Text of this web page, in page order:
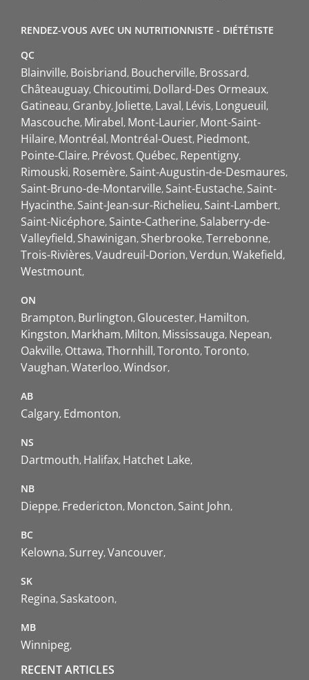
RENDEZ-VOUS AVEC UN NUTRITIONNISTE - DIÉTÉTISTE
QC
Blainville Boisbriand Boucherville Brossard
Châteauguay Chicoutimi Dollard-Des Ormeaux
Gatineau Granby Joliette Laval Lévis Longueuil
Mascouche Mirabel Mont-Laurier Mont-Saint-
Hilaire Montréal Montréal-Ouest Piedmont
Pointe-Claire Prévost Québec Repentigny
Rimouski Rosemère Saint-Augustin-de-Desmaures
Saint-Bruno-de-Montarville Saint-Eustache Saint-
Hyacinthe Saint-Jean-sur-Richelieu Saint-Lambert
Saint-Nicéphore Sainte-Catherine Salaberry-de-
Valleyfield Shawinigan Sherbrooke Terrebonne
Trois-Rivières Vaudreuil-Dorion Verdun Wakefield
Westmount
ON
Brampton Burlington Gloucester Hamilton
Kingston Markham Milton Mississauga Nepean
Oakville Ottawa Thornhill Toronto Toronto
Vaughan Waterloo Windsor
AB
Calgary Edmonton
NS
Dartmouth Halifax Hatchet Lake
NB
Dieppe Fredericton Moncton Saint John
BC
Kelowna Surrey Vancouver
SK
Regina Saskatoon
MB
Winnipeg
RECENT ARTICLES